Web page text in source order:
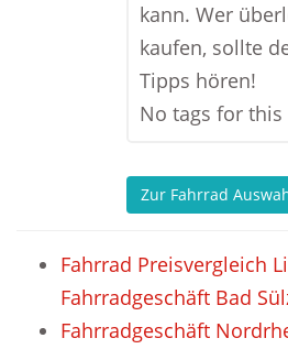
kann. Wer
kaufen, sollte
Tipps hören!
No tags for this
Zur Fahrrad
Fahrrad Preisvergleich
Fahrradgeschäft Bad
Fahrradgeschäft